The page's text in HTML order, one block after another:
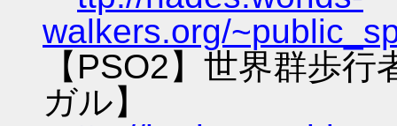
walkers.org/
【PSO2】世界群歩
ガル】